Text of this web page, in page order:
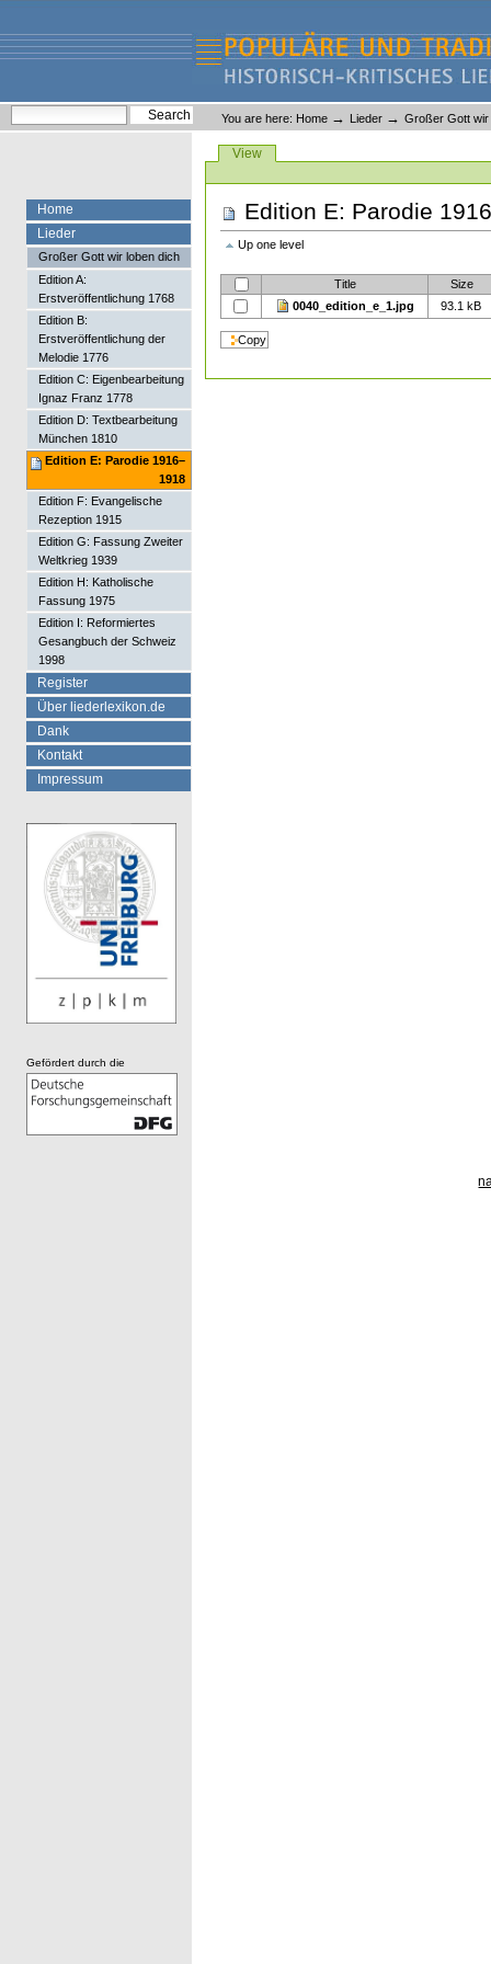
content.
navigation
Liederlexikon
Personal
tools
You are here: Home → Lieder → Großer Gott wir
ViewsView
Edition E: Parodie
Up one level
Title
Size
0040_edition_e_1.jpg
93.1 kB
Home
Lieder
Großer Gott wir loben dich
Edition A:
Erstveröffentlichung 1768
Edition B:
Erstveröffentlichung der
Melodie 1776
Edition C: Eigenbearbeitung
Ignaz Franz 1778
Edition D: Textbearbeitung
München 1810
Edition E: Parodie 1916–
1918
Edition F: Evangelische
Rezeption 1915
Edition G: Fassung Zweiter
Weltkrieg 1939
Edition H: Katholische
Fassung 1975
Edition I: Reformiertes
Gesangbuch der Schweiz
1998
Register
Über liederlexikon.de
Dank
Kontakt
Impressum
Gefördert durch die